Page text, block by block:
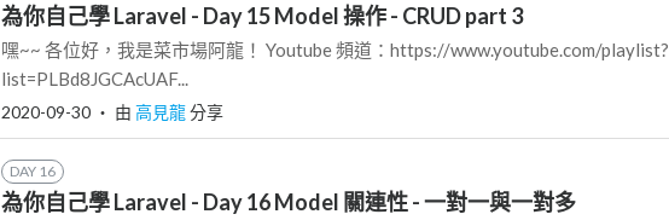
為你自己學 Laravel - Day 15 Model 操作 - CRUD part 3
嘿~~ 各位好，我是菜市場阿龍！ Youtube 頻道：https://www.youtube.com/playlist?
list=PLBd8JGCAcUAF...
2020-09-30 ‧ 由 高見龍分享
DAY 16
為你自己學 Laravel - Day 16 Model 關連性 - 一對一與一對多